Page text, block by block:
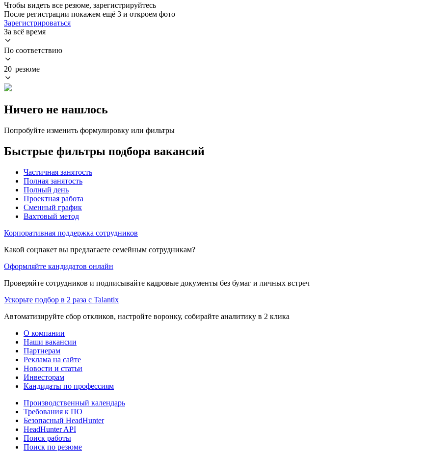
Чтобы видеть все резюме, зарегистрируйтесь
После регистрации покажем ещё 3 и откроем фото
Зарегистрироваться
За всё время
По соответствию
20 резюме
Ничего не нашлось
Попробуйте изменить формулировку или фильтры
Быстрые фильтры подбора вакансий
Частичная занятость
Полная занятость
Полный день
Проектная работа
Сменный график
Вахтовый метод
Корпоративная поддержка сотрудников
Какой соцпакет вы предлагаете семейным сотрудникам?
Оформляйте кандидатов онлайн
Проверяйте сотрудников и подписывайте кадровые документы без бумаг и личных встреч
Ускорьте подбор в 2 раза с Talantix
Автоматизируйте сбор откликов, настройте воронку, собирайте аналитику в 2 клика
О компании
Наши вакансии
Партнерам
Реклама на сайте
Новости и статьи
Инвесторам
Кандидаты по профессиям
Производственный календарь
Требования к ПО
Безопасный HeadHunter
HeadHunter API
Поиск работы
Поиск по резюме